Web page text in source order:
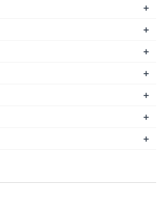
+
+
+
+
+
+
+